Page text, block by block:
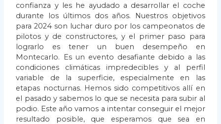
confianza y les he ayudado a desarrollar el coche
durante los últimos dos años. Nuestros objetivos
para 2024 son luchar duro por los campeonatos de
pilotos y de constructores, y el primer paso para
lograrlo es tener un buen desempeño en
Montecarlo. Es un evento desafiante debido a las
condiciones climáticas impredecibles y al perfil
variable de la superficie, especialmente en las
etapas nocturnas. Hemos sido competitivos allí en
el pasado y sabemos lo que se necesita para subir al
podio. Este año vamos a intentar conseguir el mejor
resultado posible, que esperamos que sea en